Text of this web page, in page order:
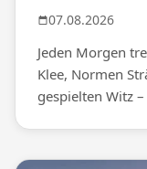
07.08.2026
Jeden Morgen
Klee, Normen
gespielten Witz